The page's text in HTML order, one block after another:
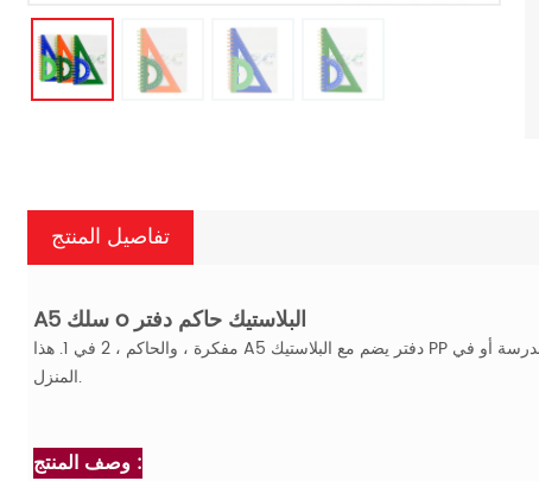
تفاصيل المنتج
A5 سلك o البلاستيك حاكم دفتر
مفكرة ، والحاكم ، 2 في 1. هذا A5 دفتر يضم مع البلاستيك PP غطاء من البلاستيك الحاكم. هو مساعد جيد من أجل الدراسة في المدرسة أو في
المنزل.
وصف المنتج :